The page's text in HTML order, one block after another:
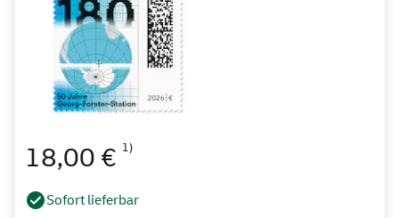
18,00 € 1)
Sofort lieferbar